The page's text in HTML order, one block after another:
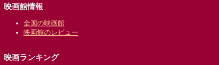
映画館情報
全国の映画館
映画館のレビュー
映画ランキング